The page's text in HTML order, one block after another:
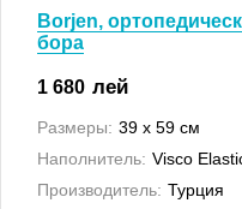
Borjen,
бора
1 680 лей
Размеры: 39 х 59 см
Наполнитель: Visco
Производитель: Турция